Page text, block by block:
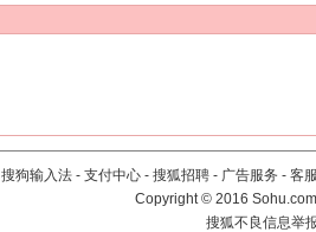
搜狗输入法 - 支付中心 - 搜狐招聘 - 广告服务 - 客
Copyright©2016
搜狐不良信息举